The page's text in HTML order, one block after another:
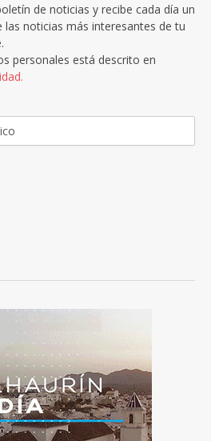
de noticias y recibe cada día un
noticias más interesantes de tu
personales está descrito en